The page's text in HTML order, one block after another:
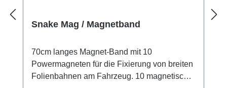
Snake Mag / Magnetband
70cm langes Magnet-Band mit 10
Powermagneten für die Fixierung von breiten
Folienbahnen am Fahrzeug. 10 magnetische